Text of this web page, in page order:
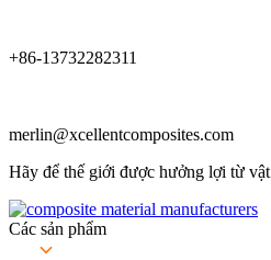
+86-13732282311
merlin@xcellentcomposites.com
Hãy để thế giới được hưởng lợi từ
Các sản phẩm